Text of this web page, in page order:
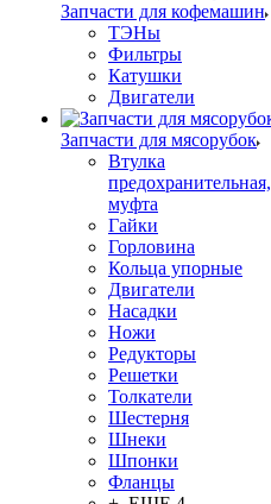
Запчасти для кофемашин
ТЭНы
Фильтры
Катушки
Двигатели
Запчасти для мясорубок
Втулка
предохранительная,
муфта
Гайки
Горловина
Кольца упорные
Двигатели
Насадки
Ножи
Редукторы
Решетки
Толкатели
Шестерня
Шнеки
Шпонки
Фланцы